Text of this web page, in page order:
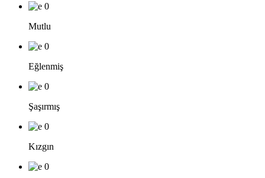
0
Mutlu
0
Eğlenmiş
0
Şaşırmış
0
Kızgın
0